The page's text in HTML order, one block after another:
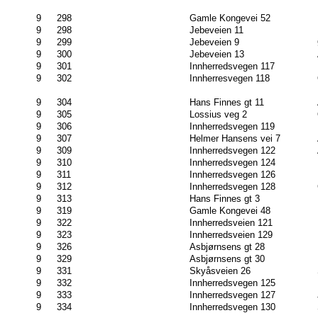
9 298 Gamle Kongevei 52
9
298 Jebeveien 11
9
299 Jebeveien 9
9
300 Jebeveien 13
9
301 Innherredsvegen 117
9
302 Innherresvegen 118
9 304 Hans Finnes gt 11
9
305 Lossius veg 2
9
306 Innherredsvegen 119
9
307 Helmer Hansens vei 7
9
309 Innherredsvegen 122
9
310 Innherredsvegen 124
9
311 Innherredsvegen 126
9
312 Innherredsvegen 128
9
313 Hans Finnes gt 3
9
319 Gamle Kongevei 48
9
322 Innherredsveien 121
9
323 Innherredsveien 129
9
326 Asbjørnsens gt 28
9
329 Asbjørnsens gt 30
9
331 Skyåsveien 26
9
332 Innherredsvegen 125
9
333 Innherredsvegen 127
9
334 Innherredsvegen 130